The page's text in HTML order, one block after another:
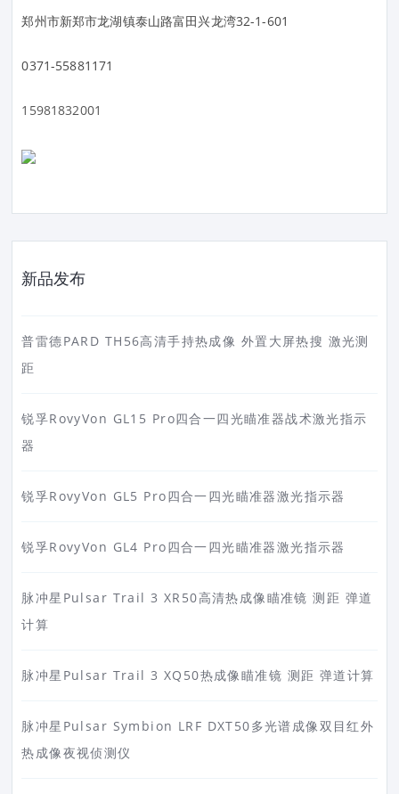
郑州市新郑市龙湖镇泰山路富田兴龙湾32-1-601
0371-55881171
15981832001
新品发布
普雷德PARD TH56高清手持热成像 外置大屏热搜 激光测
距
锐孚RovyVon GL15 Pro四合一四光瞄准器战术激光指示
器
锐孚RovyVon GL5 Pro四合一四光瞄准器激光指示器
锐孚RovyVon GL4 Pro四合一四光瞄准器激光指示器
脉冲星Pulsar Trail 3 XR50高清热成像瞄准镜 测距 弹道
计算
脉冲星Pulsar Trail 3 XQ50热成像瞄准镜 测距 弹道计算
脉冲星Pulsar Symbion LRF DXT50多光谱成像双目红外
热成像夜视侦测仪